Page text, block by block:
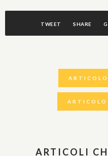
TWEET SHARE
ARTICOLO
ARTICOLI